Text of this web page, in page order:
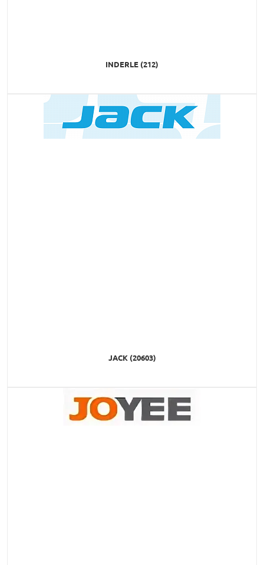
INDERLE (212)
JACK (20603)